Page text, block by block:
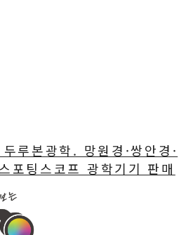
루본광학. 망원경·쌍안경·
포팅스코프 광학기기 판매